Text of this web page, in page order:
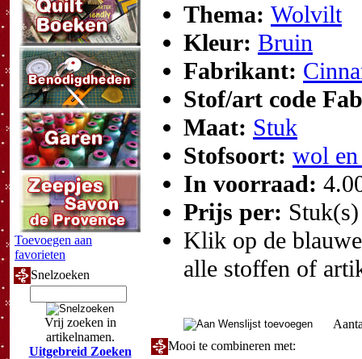
Toevoegen aan
favorieten
Snelzoeken
Vrij zoeken in
artikelnamen.
Uitgebreid Zoeken
Thema: Wolvilt
Kleur: Bruin
Fabrikant:
Stof/art code
Maat: Stuk
Stofsoort: wol
In voorraad:
Prijs per: Stuk(s)
Klik op de
alle stoffen of
Mooi te combineren met: